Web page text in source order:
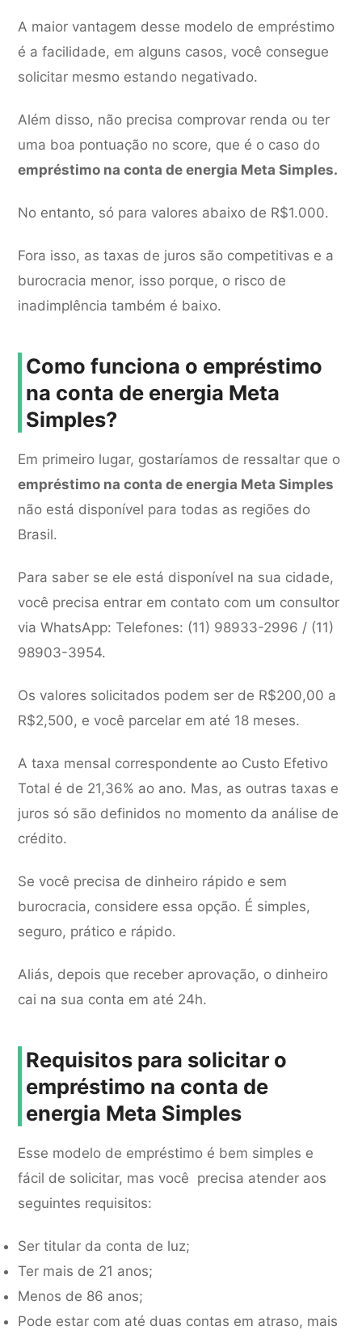
A maior vantagem desse modelo de empréstimo
é a facilidade, em alguns casos, você consegue
solicitar mesmo estando negativado.
Além disso, não precisa comprovar renda ou ter
uma boa pontuação no score, que é o caso do
empréstimo na conta de energia Meta Simples.
No entanto, só para valores abaixo de R$1.000.
Fora isso, as taxas de juros são competitivas e a
burocracia menor, isso porque, o risco de
inadimplência também é baixo.
Como funciona o empréstimo
na conta de energia Meta
Simples?
Em primeiro lugar, gostaríamos de ressaltar que o
empréstimo na conta de energia Meta Simples
não está disponível para todas as regiões do
Brasil.
Para saber se ele está disponível na sua cidade,
você precisa entrar em contato com um consultor
via WhatsApp: Telefones: (11) 98933-2996 / (11)
98903-3954.
Os valores solicitados podem ser de R$200,00 a
R$2,500, e você parcelar em até 18 meses.
A taxa mensal correspondente ao Custo Efetivo
Total é de 21,36% ao ano. Mas, as outras taxas e
juros só são definidos no momento da análise de
crédito.
Se você precisa de dinheiro rápido e sem
burocracia, considere essa opção. É simples,
seguro, prático e rápido.
Aliás, depois que receber aprovação, o dinheiro
cai na sua conta em até 24h.
Requisitos para solicitar o
empréstimo na conta de
energia Meta Simples
Esse modelo de empréstimo é bem simples e
fácil de solicitar, mas você precisa atender aos
seguintes requisitos:
Ser titular da conta de luz;
Ter mais de 21 anos;
Menos de 86 anos;
Pode estar com até duas contas em atraso, mais